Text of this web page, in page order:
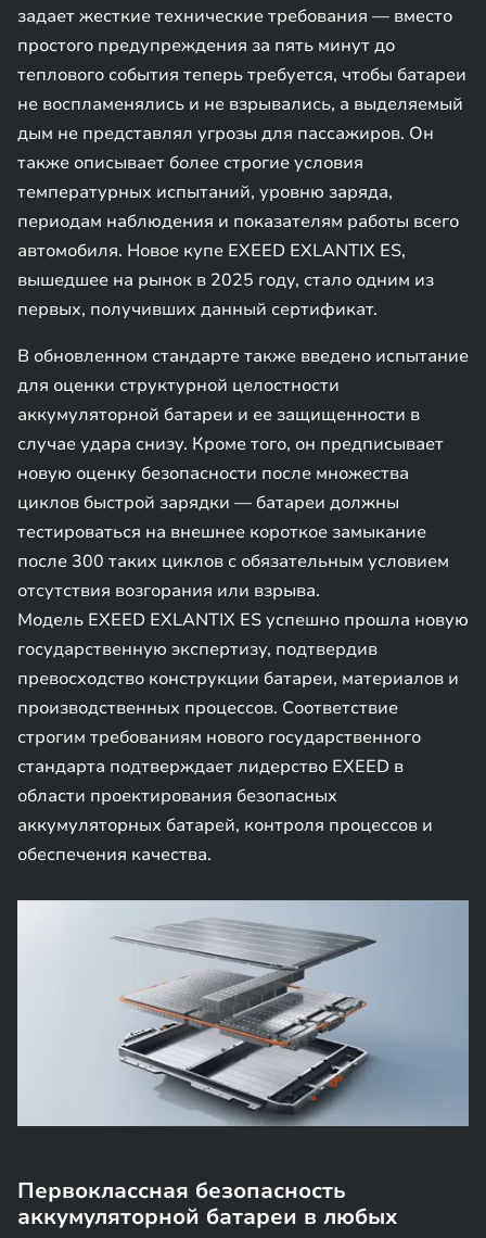
задает жесткие технические требования — вместо
простого предупреждения за пять минут до
теплового события теперь требуется, чтобы батареи
не воспламенялись и не взрывались, а выделяемый
дым не представлял угрозы для пассажиров. Он
также описывает более строгие условия
температурных испытаний, уровню заряда,
периодам наблюдения и показателям работы всего
автомобиля. Новое купе EXEED EXLANTIX ES,
вышедшее на рынок в 2025 году, стало одним из
первых, получивших данный сертификат.
В обновленном стандарте также введено испытание
для оценки структурной целостности
аккумуляторной батареи и ее защищенности в
случае удара снизу. Кроме того, он предписывает
новую оценку безопасности после множества
циклов быстрой зарядки — батареи должны
тестироваться на внешнее короткое замыкание
после 300 таких циклов с обязательным условием
отсутствия возгорания или взрыва.
Модель EXEED EXLANTIX ES успешно прошла новую
государственную экспертизу, подтвердив
превосходство конструкции батареи, материалов и
производственных процессов. Соответствие
строгим требованиям нового государственного
стандарта подтверждает лидерство EXEED в
области проектирования безопасных
аккумуляторных батарей, контроля процессов и
обеспечения качества.
Первоклассная безопасность
аккумуляторной батареи в любых